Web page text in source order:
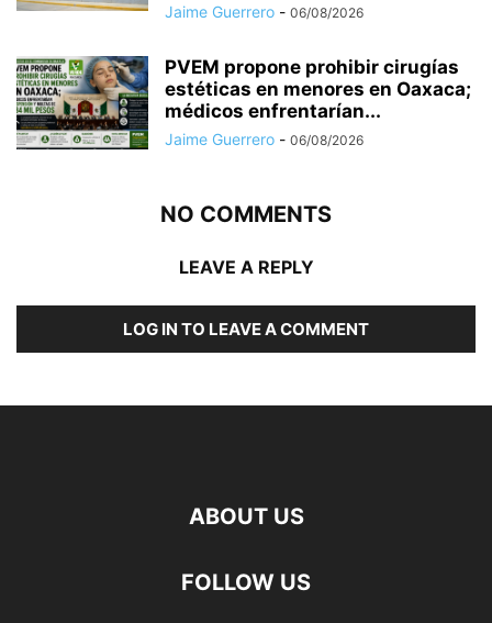
Jaime Guerrero - 06/08/2026
PVEM propone prohibir cirugías
estéticas en menores en Oaxaca;
médicos enfrentarían...
Jaime Guerrero - 06/08/2026
NO COMMENTS
LEAVE A REPLY
LOG IN TO LEAVE A COMMENT
ABOUT US
FOLLOW US